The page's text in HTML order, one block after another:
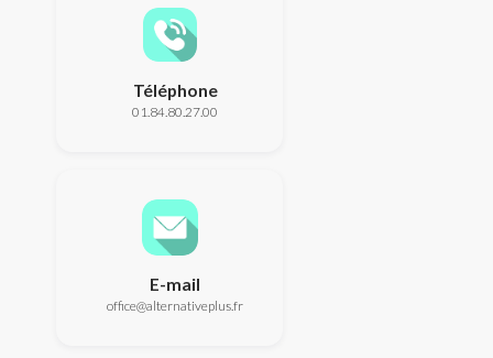
Téléphone
01.84.80.27.00
E-mail
office@alternativeplus.fr